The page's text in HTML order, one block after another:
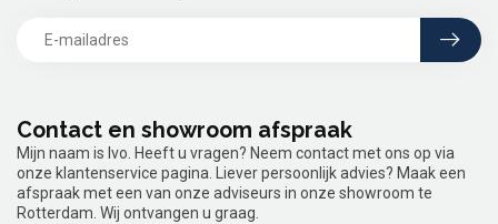
Contact en showroom afspraak
Mijn naam is Ivo. Heeft u vragen? Neem contact met ons op via
onze klantenservice pagina. Liever persoonlijk advies? Maak een
afspraak met een van onze adviseurs in onze showroom te
Rotterdam. Wij ontvangen u graag.